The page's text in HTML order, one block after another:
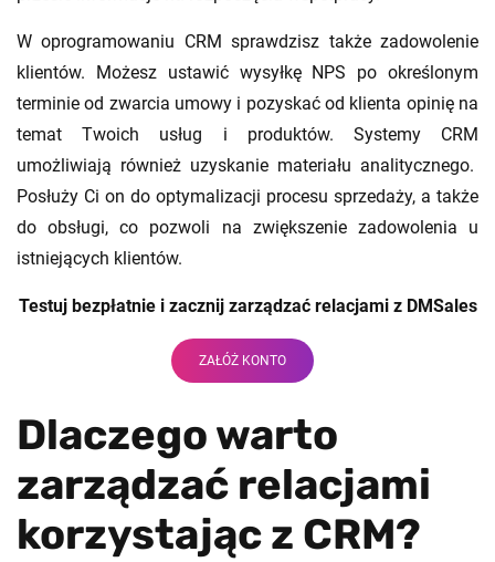
W oprogramowaniu CRM sprawdzisz także zadowolenie
klientów. Możesz ustawić wysyłkę NPS po określonym
terminie od zwarcia umowy i pozyskać od klienta opinię na
temat Twoich usług i produktów. Systemy CRM
umożliwiają również uzyskanie materiału analitycznego.
Posłuży Ci on do optymalizacji procesu sprzedaży, a także
do obsługi, co pozwoli na zwiększenie zadowolenia u
istniejących klientów.
Testuj bezpłatnie i zacznij zarządzać relacjami z DMSales
ZAŁÓŻ KONTO
Dlaczego warto
zarządzać relacjami
korzystając z CRM?